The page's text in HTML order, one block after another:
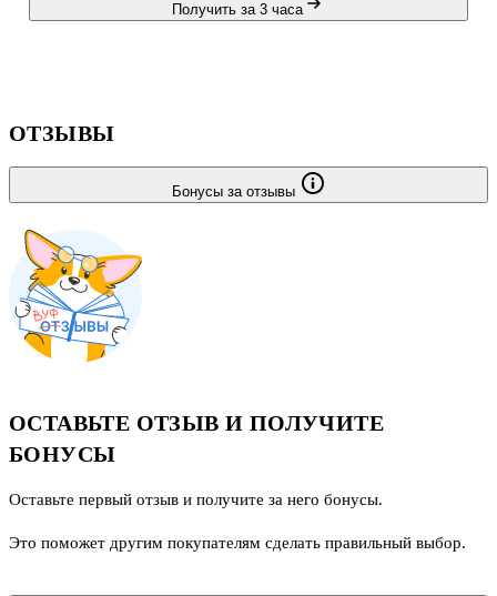
Получить за 3 часа
ОТЗЫВЫ
Бонусы за отзывы
ОСТАВЬТЕ ОТЗЫВ И ПОЛУЧИТЕ
БОНУСЫ
Оставьте первый отзыв и получите за него бонусы.
Это поможет другим покупателям сделать правильный выбор.